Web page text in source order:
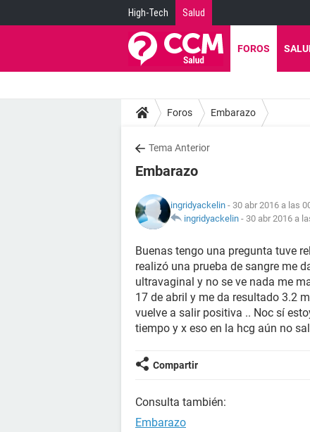
High-Tech Salud
FOROS
Foros Embarazo
Tema Anterior
Embarazo
ingridyackelin - 30 abr 2016 a las
ingridyackelin - 30 abr 2016 a
Buenas tengo una pregunta tuve
realizó una prueba de sangre me
ultravaginal y no se ve nada me
17 de abril y me da resultado 3.2
vuelve a salir positiva .. Noc sí
tiempo y x eso en la hcg aún no
Compartir
Consulta también:
Embarazo